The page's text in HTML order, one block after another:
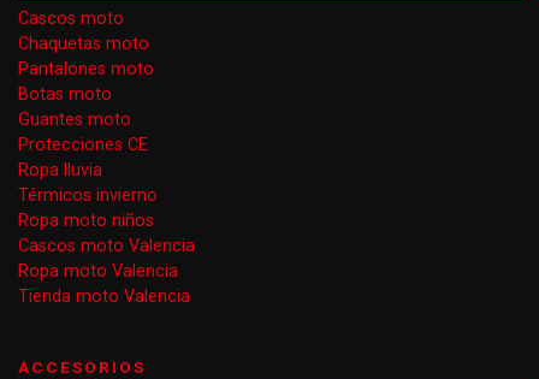
Cascos moto
Chaquetas moto
Pantalones moto
Botas moto
Guantes moto
Protecciones CE
Ropa lluvia
Térmicos invierno
Ropa moto niños
Cascos moto Valencia
Ropa moto Valencia
Tienda moto Valencia
ACCESORIOS